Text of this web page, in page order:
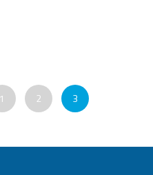
1 2 3